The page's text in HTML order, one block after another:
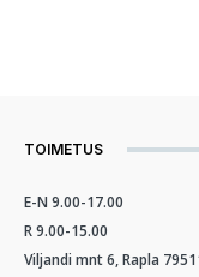
TOIMETUS
E-N 9.00-17.00
R 9.00-15.00
Viljandi mnt 6, Rapla